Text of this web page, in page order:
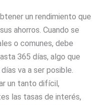
un rendimiento que
ahorros. Cuando se
o comunes, debe
365 días, algo que
va a ser posible.
un tanto difícil,
las tasas de interés,